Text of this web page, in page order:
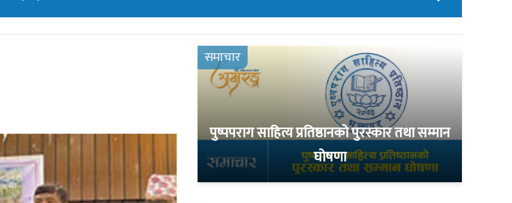
समाचार
पुष्पपराग साहित्य प्रतिष्ठानको पुरस्कार तथा सम्मान
घोषणा